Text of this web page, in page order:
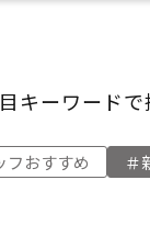
キーワードで
フおすすめ